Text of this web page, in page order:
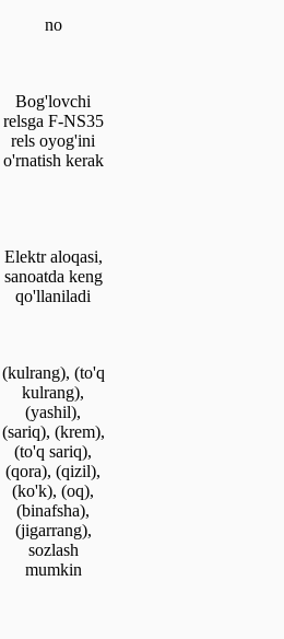
no
Bog'lovchi
relsga F-NS35
rels oyog'ini
o'rnatish kerak
Elektr aloqasi,
sanoatda keng
qo'llaniladi
(kulrang), (to'q
kulrang),
(yashil),
(sariq), (krem),
(to'q sariq),
(qora), (qizil),
(ko'k), (oq),
(binafsha),
(jigarrang),
sozlash
mumkin